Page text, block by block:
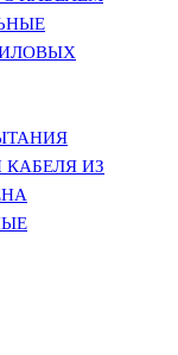
ИЗ